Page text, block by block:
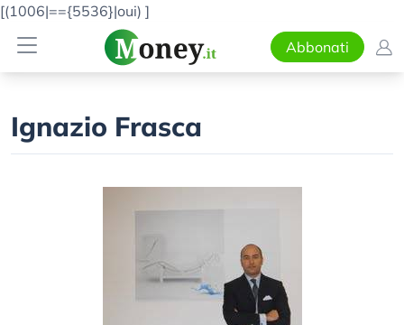
[(1006|=={5536}|oui) ]
Abbonati
Ignazio Frasca